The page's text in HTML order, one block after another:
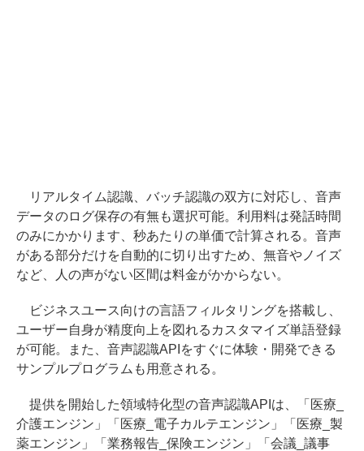
リアルタイム認識、バッチ認識の双方に対応し、音声
データのログ保存の有無も選択可能。利用料は発話時間
のみにかかります、秒あたりの単価で計算される。音声
がある部分だけを自動的に切り出すため、無音やノイズ
など、人の声がない区間は料金がかからない。
ビジネスユース向けの言語フィルタリングを搭載し、
ユーザー自身が精度向上を図れるカスタマイズ単語登録
が可能。また、音声認識APIをすぐに体験・開発できる
サンプルプログラムも用意される。
提供を開始した領域特化型の音声認識APIは、「医療_
介護エンジン」「医療_電子カルテエンジン」「医療_製
薬エンジン」「業務報告_保険エンジン」「会議_議事